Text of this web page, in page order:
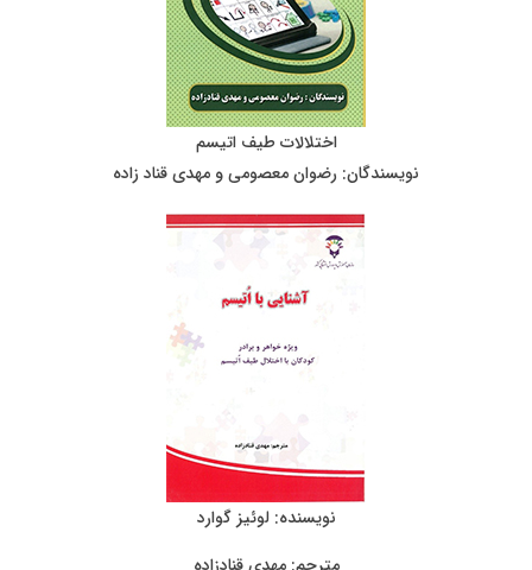
اختلالات طیف اتیسم
نویسندگان: رضوان معصومی و مهدی قناد زاده
نویسنده: لوئیز گوارد